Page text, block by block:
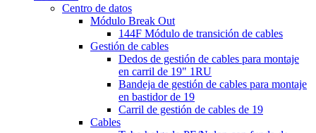
Centro de datos
Módulo Break Out
144F Módulo de transición de cables
Gestión de cables
Dedos de gestión de cables para montaje
en carril de 19" 1RU
Bandeja de gestión de cables para montaje
en bastidor de 19
Carril de gestión de cables de 19
Cables